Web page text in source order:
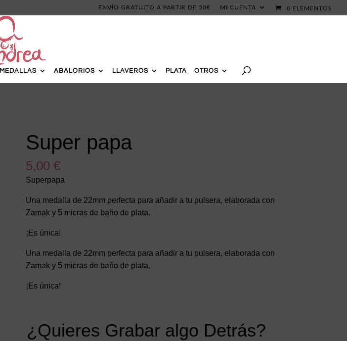
ENVÍO GRATUITO A PARTIR DE 50€ MI CUENTA 0 ELEMENTOS
MEDALLAS ABALORIOS LLAVEROS PLATA OTROS
Super papa
5,00 €
Superpapa
Una medalla de 22mm perfecta para añadir a tu pulsera, elaborada con
Zamak y 5 micras de baño de plata.
¡Es única!
Una medalla de 22mm perfecta para añadir a tu pulsera, elaborada con
Zamak y 5 micras de baño de plata.
¡Es única!
¿Quieres Grabar algo Detrás?